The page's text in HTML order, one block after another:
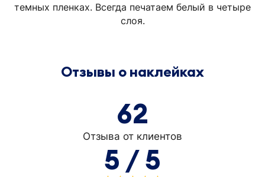
темных пленках. Всегда печатаем белый в четыре
слоя.
Отзывы о наклейках
62
Отзыва от клиентов
5 / 5